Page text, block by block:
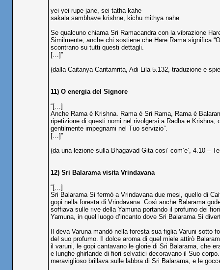
yei yei rupe jane, sei tatha kahe
sakala sambhave krishne, kichu mithya nahe
Se qualcuno chiama Sri Ramacandra con la vibrazione
Similmente, anche chi sostiene che Hare Rama significa
scontrano su tutti questi dettagli.
[…]”
(dalla Caitanya Caritamrita, Adi Lila 5.132, traduzione e
11) O energia del Signore
“[…]
Anche Rama è Krishna. Rama è Sri Rama, Rama è
ripetizione di questi nomi nel rivolgersi a Radha e Krishna,
gentilmente impegnami nel Tuo servizio”.
[…]”
(da una lezione sulla Bhagavad Gita cosi’ com’e’, 4.10 –
12) Sri Balarama visita Vrindavana
“[…]
Sri Balarama Si fermò a Vrindavana due mesi, quello di
gopi nella foresta di Vrindavana. Così anche Balarama
soffiava sulle rive della Yamuna portando il profumo dei
Yamuna, in quel luogo d’incanto dove Sri Balarama Si
Il deva Varuna mandò nella foresta sua figlia Varuni
del suo profumo. Il dolce aroma di quel miele attirò
il varuni, le gopi cantavano le glorie di Sri Balarama, che
e lunghe ghirlande di fiori selvatici decoravano il Suo
meraviglioso brillava sulle labbra di Sri Balarama, e le